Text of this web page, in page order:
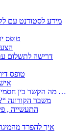
טופס ירוק (רש”ל
2356 –
– לבעלי עסקים ובעולם העבודה EMDR מה הקשר בין חסמים …
– משבר הקורונה “?